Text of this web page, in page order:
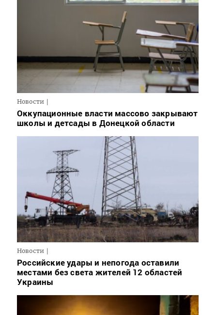
Новости
Оккупационные власти массово закрывают
школы и детсады в Донецкой области
Новости
Российские удары и непогода оставили
местами без света жителей 12 областей
Украины